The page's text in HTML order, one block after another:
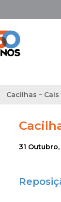
Cacilhas –
31